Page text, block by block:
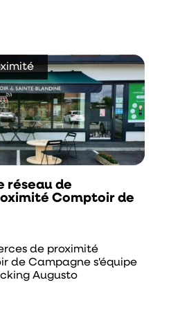
réseau de
Comptoir de
de proximité
de Campagne s'équipe
Augusto